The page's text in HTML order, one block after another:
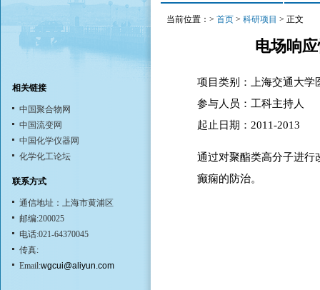
相关链接
中国聚合物网
中国流变网
中国化学仪器网
化学化工论坛
联系方式
通信地址：上海市黄浦区
邮编:200025
电话:021-64370045
传真:
Email:wgcui@aliyun.com
当前位置：> 首页 > 科研项目 > 正文
电场响
项目类别：上海交通大学
参与人员：工科主持人
起止日期：2011-2013
通过对聚酯类高分子进行
癫痫的防治。